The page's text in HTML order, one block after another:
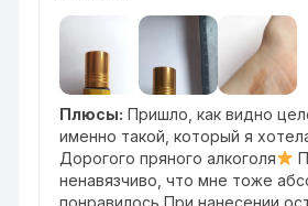
Плюсы: Пришло, как видно
именно такой, который я
Дорогого пряного алкоголя
ненавязчиво, что мне тоже
понравилось При нанесении